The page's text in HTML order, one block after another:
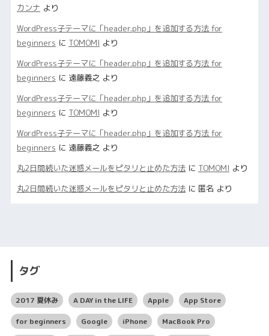
カンナ より
WordPress子テーマに「header.php」を追加する方法 for
beginners に TOMOMI より
WordPress子テーマに「header.php」を追加する方法 for
beginners に 遠藤義之 より
WordPress子テーマに「header.php」を追加する方法 for
beginners に TOMOMI より
WordPress子テーマに「header.php」を追加する方法 for
beginners に 遠藤義之 より
丸2日間続いた迷惑メールをピタリと止めた方法に TOMOMI より
丸2日間続いた迷惑メールをピタリと止めた方法に 匿名 より
タグ
2017 夏休み A DAY in the LIFE Apple App Store
for beginners Google iPhone MacBook Pro